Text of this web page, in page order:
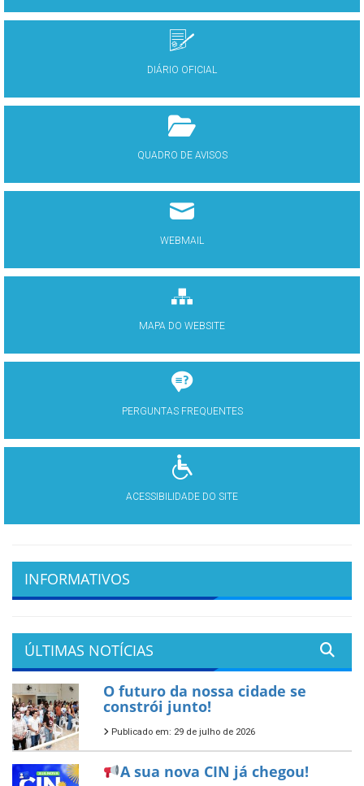
DIÁRIO OFICIAL
QUADRO DE AVISOS
WEBMAIL
MAPA DO WEBSITE
PERGUNTAS FREQUENTES
ACESSIBILIDADE DO SITE
INFORMATIVOS
ÚLTIMAS NOTÍCIAS
O futuro da nossa cidade se
constrói junto!
Publicado em: 29 de julho de 2026
A sua nova CIN já chegou!